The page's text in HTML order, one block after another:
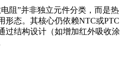
阻”并非独立元件分类，而是热
形态。其核心仍依赖NTC或PTC
过结构设计（如增加红外吸收涂